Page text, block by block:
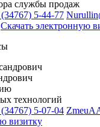
службы продаж
5-44-77
Скачать электронную
технологий
5-07-04
визитку